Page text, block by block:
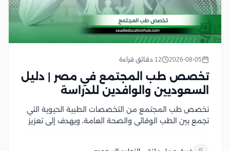
2026-08-05 12 دقائق قراءة
تخصص طب المجتمع في مصر | دليل
السعوديين والوافدين للدراسة
تخصص طب المجتمع من التخصصات الطبية الحيوية التي
تجمع بين الطب الوقائي والصحة العامة، ويهدف إلى تعزيز